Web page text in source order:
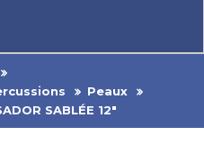
Peaux
SABLÉE 12"